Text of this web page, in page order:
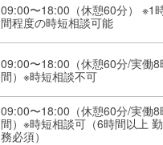
09:00〜18:00（休憩60分） ※1
間程度の時短相談可能
09:00〜18:00（休憩60分/実働8
間）※時短相談不可
09:00〜18:00（休憩60分/実働8
間）※時短相談可（6時間以上 勤
務必須）